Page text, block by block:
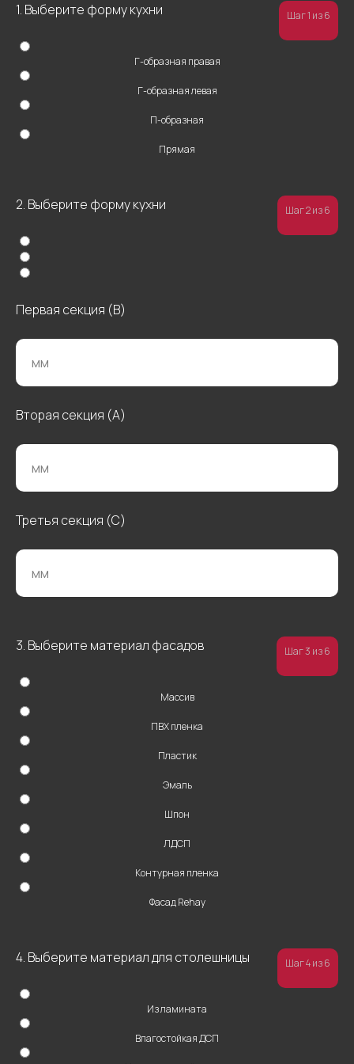
1. Выберите форму кухни Шаг 1 из 6
Г-образная правая
Г-образная левая
П-образная
Прямая
2. Выберите форму кухни Шаг 2 из 6
Первая секция (В)
Вторая секция (А)
Третья секция (С)
3. Выберите материал фасадов Шаг 3 из 6
Массив
ПВХ пленка
Пластик
Эмаль
Шпон
ЛДСП
Контурная пленка
Фасад Rehay
4. Выберите материал для столешницы Шаг 4 из 6
Из ламината
Влагостойкая ДСП
Остались
ОТПРАВИТЬ
Введите свои данные
данных